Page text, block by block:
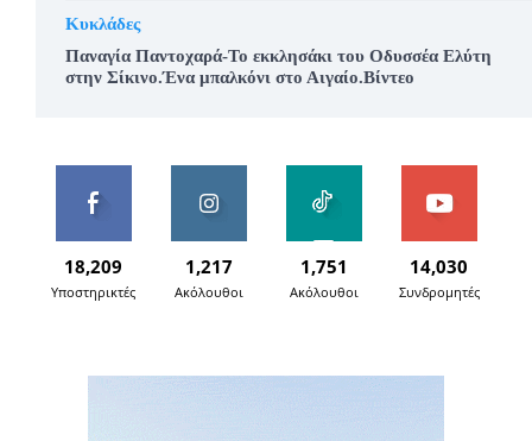
Κυκλάδες
Παναγία Παντοχαρά-Το εκκλησάκι του Οδυσσέα Ελύτη
στην Σίκινο.Ένα μπαλκόνι στο Αιγαίο.Βίντεο
18,209
Υποστηρικτές
1,217
Ακόλουθοι
1,751
Ακόλουθοι
14,030
Συνδρομητές